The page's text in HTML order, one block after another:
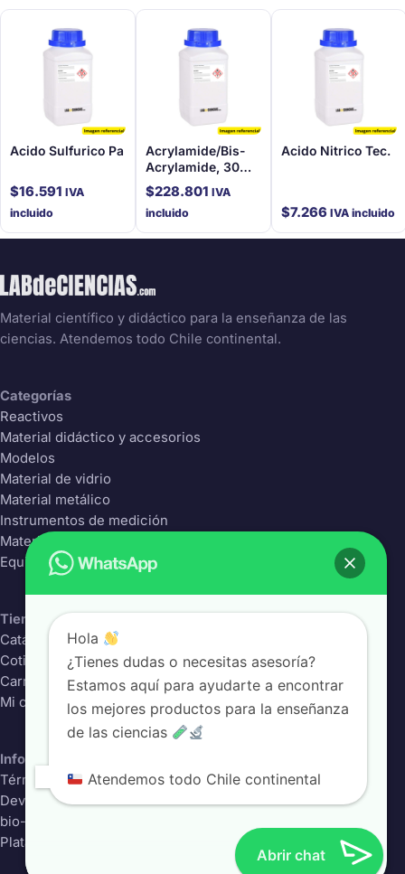
Acido Sulfurico Pa
$16.591 IVA
incluido
Acrylamide/Bis-
Acrylamide, 30%
Solution (100 Ml)
$228.801 IVA
incluido
Acido Nitrico Tec.
$7.266 IVA incluido
Material científico y didáctico para la enseñanza de las
ciencias. Atendemos todo Chile continental.
Categorías
Reactivos
Material didáctico y accesorios
Modelos
Material de vidrio
Material metálico
Instrumentos de medición
Material Plástico
Equipos de laboratorio
Tienda
Catálogo completo
Cotizador
Carrito
Mi cuenta
Información
Términos y condiciones
Devoluciones
bio-class.com
Plataforma educativa
Hola
¿Tienes dudas o necesitas asesoría?
Estamos aquí para ayudarte a encontrar
los mejores productos para la enseñanza
de las ciencias
Atendemos todo Chile continental
Abrir chat